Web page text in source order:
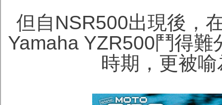
但自NSR500出現後，
Yamaha YZR500鬥得
時期，更被